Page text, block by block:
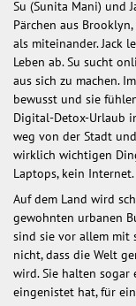
Su (Sunita Mani) und
Pärchen aus
als miteinander. Jack
Leben ab. Su sucht
aus sich zu machen.
bewusst und sie
Digital-Detox-Urlaub
weg von der Stadt
wirklich wichtigen
Laptops, kein Internet.
Auf dem Land wird
gewohnten urbanen
sind sie vor allem mit
nicht, dass die Welt
wird. Sie halten sogar
eingenistet hat, für